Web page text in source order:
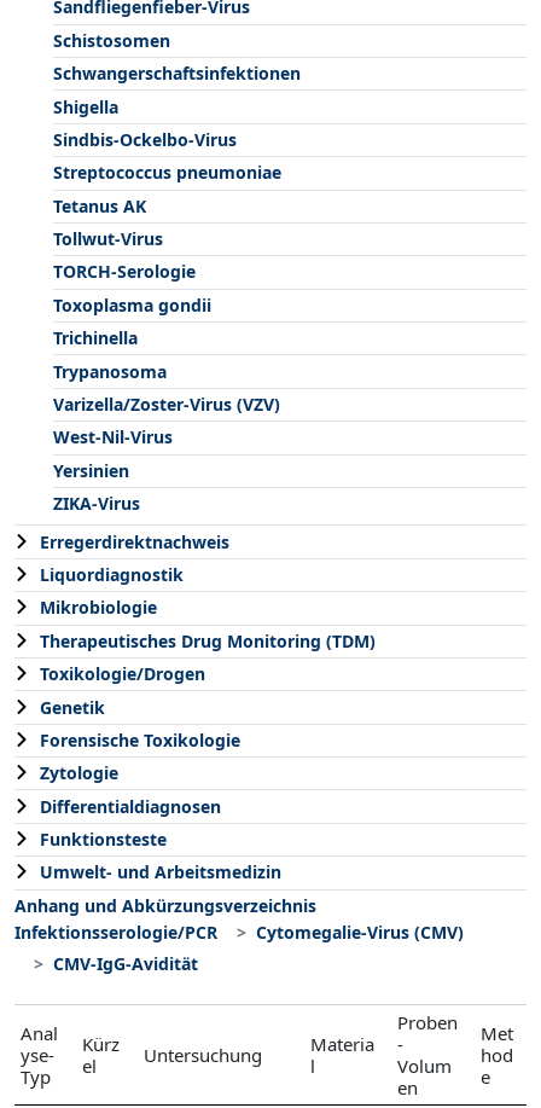
Sandfliegenfieber-Virus
Schistosomen
Schwangerschaftsinfektionen
Shigella
Sindbis-Ockelbo-Virus
Streptococcus pneumoniae
Tetanus AK
Tollwut-Virus
TORCH-Serologie
Toxoplasma gondii
Trichinella
Trypanosoma
Varizella/Zoster-Virus (VZV)
West-Nil-Virus
Yersinien
ZIKA-Virus
Erregerdirektnachweis
Liquordiagnostik
Mikrobiologie
Therapeutisches Drug Monitoring (TDM)
Toxikologie/Drogen
Genetik
Forensische Toxikologie
Zytologie
Differentialdiagnosen
Funktionsteste
Umwelt- und Arbeitsmedizin
Anhang und Abkürzungsverzeichnis
Infektionsserologie/PCR
Cytomegalie-Virus (CMV)
CMV-IgG-Avidität
Anal
yse-
Typ
Kürz
el
Untersuchung
Materia
l
Proben
-
Volum
en
Met
hod
e